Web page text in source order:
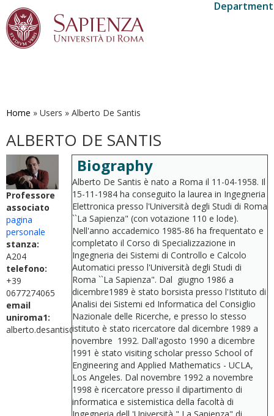
main
Home » Users » Alberto De Santis
ALBERTO DE SANTIS
Professore
associato
pagina
personale
stanza:
A204
telefono:
+39
0677274065
email
uniroma1:
alberto.desantis@uniroma1.it
Biography
Alberto De Santis è nato a Roma il 11-04-1958. Il
15-11-1984 ha conseguito la laurea in Ingegneria
Elettronica presso l'Università degli Studi di Roma
``La Sapienza" (con votazione 110 e lode).
Nell'anno accademico 1985-86 ha frequentato e
completato il Corso di Specializzazione in
Ingegneria dei Sistemi di Controllo e Calcolo
Automatici presso l'Università degli Studi di
Roma ``La Sapienza". Dal giugno 1986 a
dicembre1989 è stato borsista presso l'Istituto di
Analisi dei Sistemi ed Informatica del Consiglio
Nazionale delle Ricerche, e presso lo stesso
istituto è stato ricercatore dal dicembre 1989 a
novembre 1992. Dall'agosto 1990 a dicembre
1991 è stato visiting scholar presso School of
Engineering and Applied Mathematics - UCLA,
Los Angeles. Dal novembre 1992 a novembre
1998 è ricercatore presso il dipartimento di
informatica e sistemistica della facoltà di